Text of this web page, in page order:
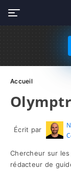
Accueil
Écrit par
Chercheur sur
rédacteur de